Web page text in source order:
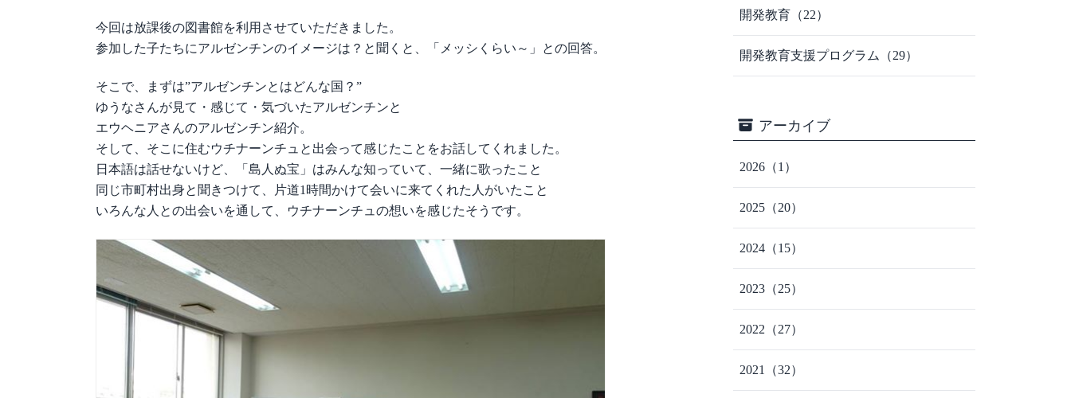
今回は放課後の図書館を利用させていただきました。
参加した子たちにアルゼンチンのイメージは？と聞くと、「メッシくらい～」との回答。
そこで、まずは”アルゼンチンとはどんな国？”
ゆうなさんが見て・感じて・気づいたアルゼンチンと
エウヘニアさんのアルゼンチン紹介。
そして、そこに住むウチナーンチュと出会って感じたことをお話してくれました。
日本語は話せないけど、「島人ぬ宝」はみんな知っていて、一緒に歌ったこと
同じ市町村出身と聞きつけて、片道1時間かけて会いに来てくれた人がいたこと
いろんな人との出会いを通して、ウチナーンチュの想いを感じたそうです。
開発教育 （22）
開発教育支援プログラム （29）
アーカイブ
2026 （1）
2025 （20）
2024 （15）
2023 （25）
2022 （27）
2021 （32）